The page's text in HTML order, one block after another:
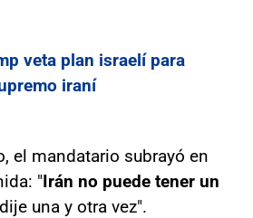
veta plan israelí para
iraní
el mandatario subrayó en
"Irán no puede tener un
una y otra vez".